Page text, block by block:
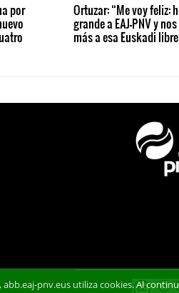
por
Ortuzar: “Me voy feliz:
grande a EAJ-PNV y
más a esa Euskadi
pnv.eus utiliza cookies. Al